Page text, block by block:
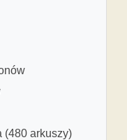
(480 arkuszy)